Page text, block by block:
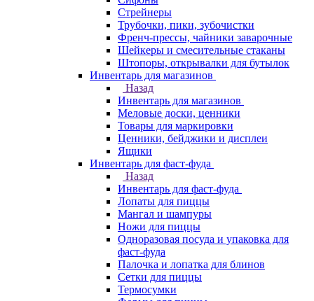
Стрейнеры
Трубочки, пики, зубочистки
Френч-прессы, чайники заварочные
Шейкеры и смесительные стаканы
Штопоры, открывалки для бутылок
Инвентарь для магазинов
Назад
Инвентарь для магазинов
Меловые доски, ценники
Товары для маркировки
Ценники, бейджики и дисплеи
Ящики
Инвентарь для фаст-фуда
Назад
Инвентарь для фаст-фуда
Лопаты для пиццы
Мангал и шампуры
Ножи для пиццы
Одноразовая посуда и упаковка для
фаст-фуда
Палочка и лопатка для блинов
Сетки для пиццы
Термосумки